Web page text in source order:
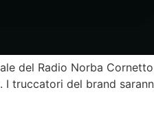
del Radio Norba
truccatori del brand